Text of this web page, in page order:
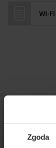
Zgoda
WI-